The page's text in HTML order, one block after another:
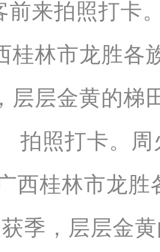
桂林市龙胜各
层层金黄的梯
拍照打卡。